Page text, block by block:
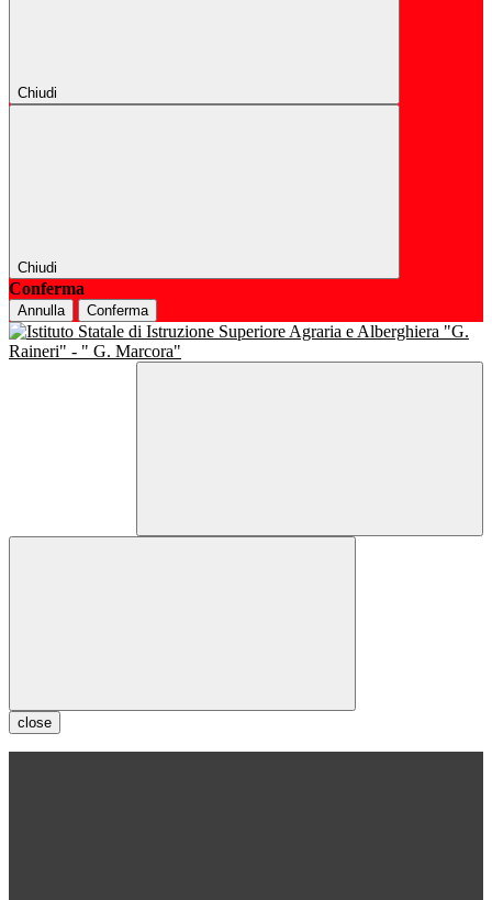
Chiudi
Chiudi
Conferma
Annulla Conferma
close